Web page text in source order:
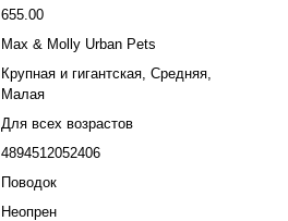
655.00
Max & Molly Urban Pets
Крупная и гигантская, Средняя,
Малая
Для всех возрастов
4894512052406
Поводок
Неопрен